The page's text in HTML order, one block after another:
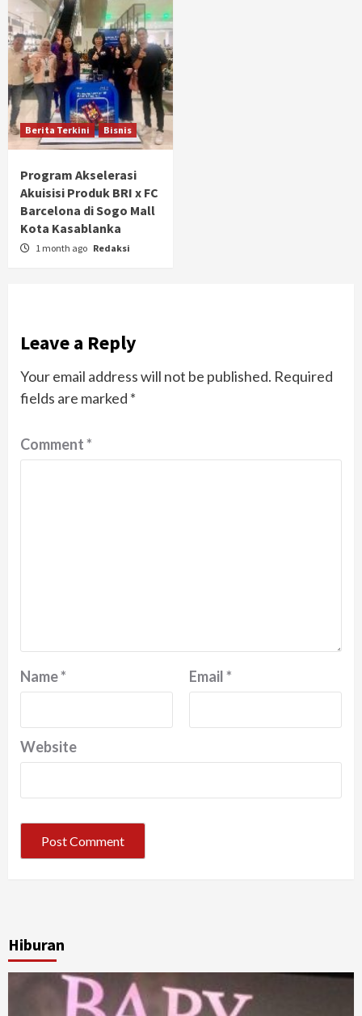
Berita Terkini Bisnis
Program Akselerasi
Akuisisi Produk BRI x FC
Barcelona di Sogo Mall
Kota Kasablanka
1 month ago Redaksi
Leave a Reply
Your email address will not be published. Required
fields are marked *
Comment*
Name* Email*
Website
Hiburan